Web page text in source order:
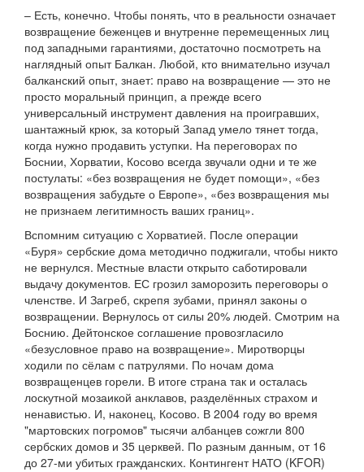
– Есть, конечно. Чтобы понять, что в реальности означает
возвращение беженцев и внутренне перемещенных лиц
под западными гарантиями, достаточно посмотреть на
наглядный опыт Балкан. Любой, кто внимательно изучал
балканский опыт, знает: право на возвращение — это не
просто моральный принцип, а прежде всего
универсальный инструмент давления на проигравших,
шантажный крюк, за который Запад умело тянет тогда,
когда нужно продавить уступки. На переговорах по
Боснии, Хорватии, Косово всегда звучали одни и те же
постулаты: «без возвращения не будет помощи», «без
возвращения забудьте о Европе», «без возвращения мы
не признаем легитимность ваших границ».
Вспомним ситуацию с Хорватией. После операции
«Буря» сербские дома методично поджигали, чтобы никто
не вернулся. Местные власти открыто саботировали
выдачу документов. ЕС грозил заморозить переговоры о
членстве. И Загреб, скрепя зубами, принял законы о
возвращении. Вернулось от силы 20% людей. Смотрим на
Боснию. Дейтонское соглашение провозгласило
«безусловное право на возвращение». Миротворцы
ходили по сёлам с патрулями. По ночам дома
возвращенцев горели. В итоге страна так и осталась
лоскутной мозаикой анклавов, разделённых страхом и
ненавистью. И, наконец, Косово. В 2004 году во время
"мартовских погромов" тысячи албанцев сожгли 800
сербских домов и 35 церквей. По разным данным, от 16
до 27-ми убитых гражданских. Контингент НАТО (KFOR)